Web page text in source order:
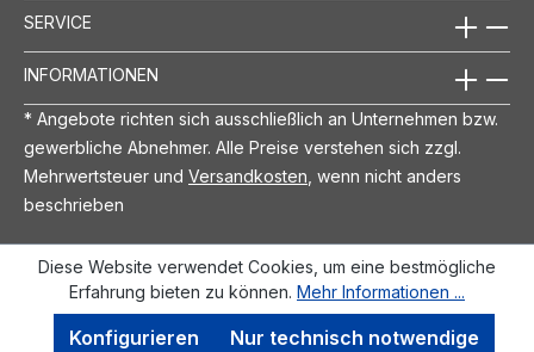
SERVICE
INFORMATIONEN
* Angebote richten sich ausschließlich an Unternehmen bzw.
gewerbliche Abnehmer. Alle Preise verstehen sich zzgl.
Mehrwertsteuer und Versandkosten , wenn nicht anders
beschrieben
Diese Website verwendet Cookies, um eine bestmögliche
Erfahrung bieten zu können. Mehr Informationen ...
Nur technisch notwendige
Konfigurieren